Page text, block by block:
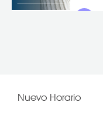
Nuevo Horario